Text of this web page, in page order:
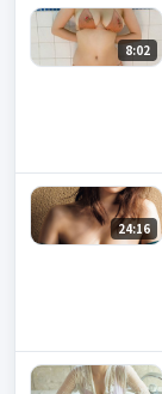
8:02
24:16